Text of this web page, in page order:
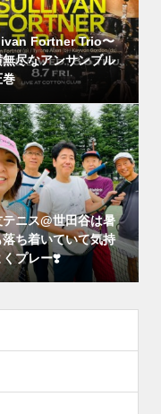
Fortner Trio〜
無尽なアンサンブル
巻
テニス@世田谷は暑
落ち着いていて気持
くプレー❣️